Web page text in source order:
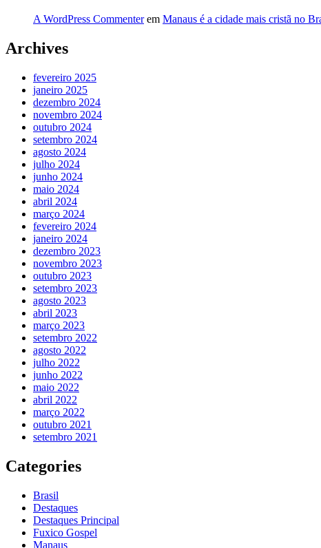
A WordPress Commenterem Manaus é a cidade mais cristã no
Archives
fevereiro 2025
janeiro 2025
dezembro 2024
novembro 2024
outubro 2024
setembro 2024
agosto 2024
julho 2024
junho 2024
maio 2024
abril 2024
março 2024
fevereiro 2024
janeiro 2024
dezembro 2023
novembro 2023
outubro 2023
setembro 2023
agosto 2023
abril 2023
março 2023
setembro 2022
agosto 2022
julho 2022
junho 2022
maio 2022
abril 2022
março 2022
outubro 2021
setembro 2021
Categories
Brasil
Destaques
Destaques Principal
Fuxico Gospel
Manaus